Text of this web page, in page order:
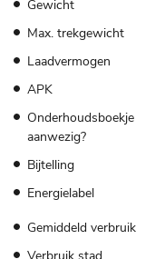
Gewicht
Max. trekgewicht
Laadvermogen
APK
Onderhoudsboekje
aanwezig?
Bijtelling
Energielabel
Gemiddeld verbruik